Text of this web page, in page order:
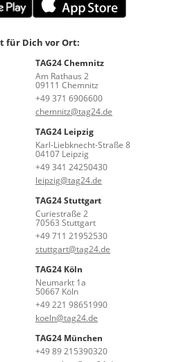
für Dich vor Ort:
TAG24 Chemnitz
Am Rathaus 2
09111 Chemnitz
+49 371 6906600
chemnitz@tag24.de
TAG24 Leipzig
Karl-Liebknecht-Straße 8
04107 Leipzig
+49 341 24250430
leipzig@tag24.de
TAG24 Stuttgart
Curiestraße 2
70563 Stuttgart
+49 711 21952530
stuttgart@tag24.de
TAG24 Köln
Neumarkt 1a
50667 Köln
+49 221 98651990
koeln@tag24.de
TAG24 München
+49 89 215390320